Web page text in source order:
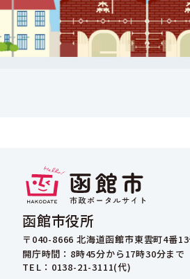
函館市役所
〒040-8666 北海道函館市東雲町4番
開庁時間：8時45分から17時30分ま
TEL ：0138-21-3111(代)